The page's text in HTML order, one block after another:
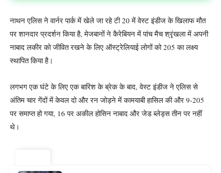
नाथन एलिस ने वार्नर पार्क में खेले जा रहे टी 20 में वेस्ट इंडीज के खिलाफ मौत
पर शानदार प्रदर्शन किया है, मेजबानों ने कैरेबियन में पांच मैच श्रृंखला में अपनी
नाबाद लकीर को जीवित रखने के लिए ऑस्ट्रेलियाई लोगों को 205 का लक्ष्य
स्थापित किया है।
लगभग एक घंटे के लिए एक बारिश के ब्रेक के बाद, वेस्ट इंडीज ने एलिस से
अंतिम चार गेंदों में केवल दो और रन जोड़ने में कामयाबी हासिल की और 9-205
पर समाप्त हो गया, 16 पर अकील होसिन नाबाद और जेड ब्लेड्स तीन पर नहीं
थे।